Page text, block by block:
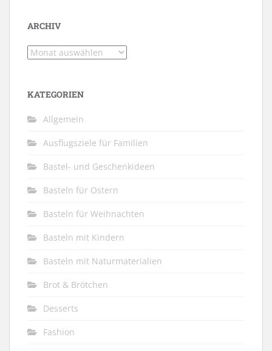
ARCHIV
Archiv
KATEGORIEN
Allgemein
Ausflugsziele für Familien
Bastel- und Geschenkideen
Basteln für Ostern
Basteln für Weihnachten
Basteln mit Kindern
Basteln mit Naturmaterialien
Brot & Brötchen
Desserts
Fashion